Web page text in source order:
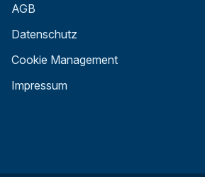
AGB
Datenschutz
Cookie Management
Impressum